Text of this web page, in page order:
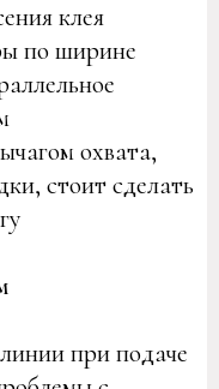
клея
по ширине
охвата,
стоит сделать
при подаче